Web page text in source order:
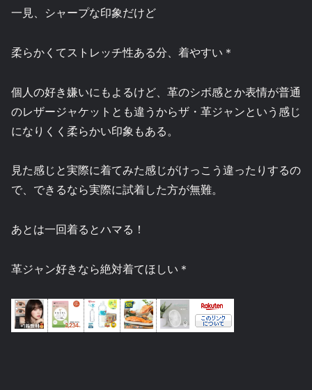
一見、シャープな印象だけど
柔らかくてストレッチ性ある分、着やすい＊
個人の好き嫌いにもよるけど、革のシボ感とか表情が普通
のレザージャケットとも違うからザ・革ジャンという感じ
になりくく柔らかい印象もある。
見た感じと実際に着てみた感じがけっこう違ったりするの
で、できるなら実際に試着した方が無難。
あとは一回着るとハマる！
革ジャン好きなら絶対着てほしい＊